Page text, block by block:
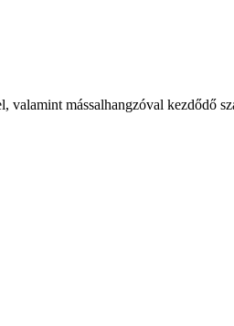
mássalhangzóval kezdődő